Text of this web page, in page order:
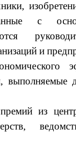
с
и
выполняемые
из